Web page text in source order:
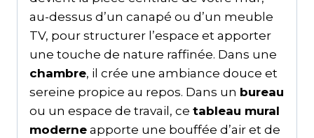
au-dessus d’un canapé ou d’un meuble
TV, pour structurer l’espace et apporter
une touche de nature raffinée. Dans une
chambre, il crée une ambiance douce et
sereine propice au repos. Dans un bureau
ou un espace de travail, ce tableau mural
moderne apporte une bouffée d’air et de